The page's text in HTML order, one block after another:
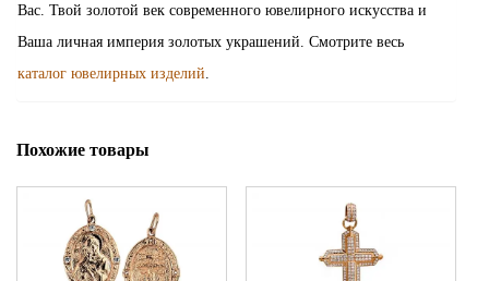
Вас. Твой золотой век современного ювелирного искусства и
Ваша личная империя золотых украшений. Смотрите весь
каталог ювелирных изделий
Похожие товары